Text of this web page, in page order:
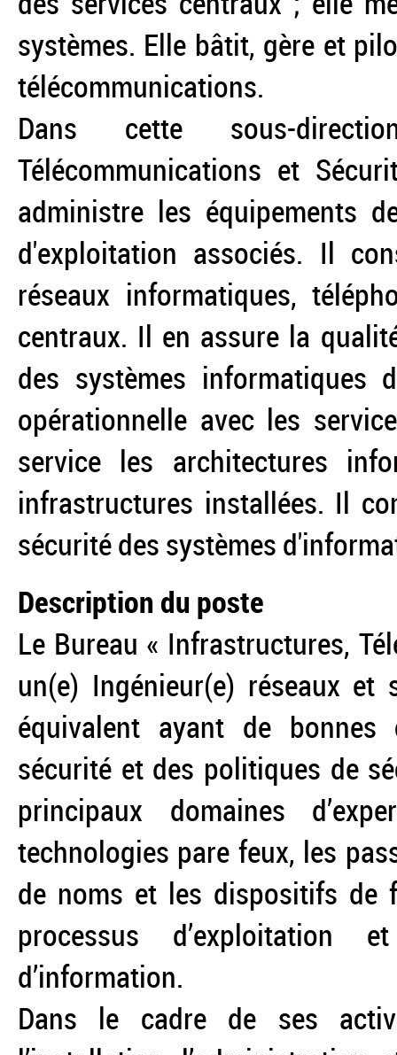
systèmes. Elle bâtit, gère et
télécommunications.
Dans cette sous-
Télécommunications et
administre les équipements
d'exploitation associés. Il
réseaux informatiques,
centraux. Il en assure la
des systèmes informatiques
opérationnelle avec les
service les architectures
infrastructures installées. Il
sécurité des systèmes
Description du poste
Le Bureau « Infrastructures,
un(e) Ingénieur(e) réseaux et
équivalent ayant de bonnes
sécurité et des politiques de
principaux domaines
technologies pare feux, les
de noms et les dispositifs de
processus d’exploitation
d’information.
Dans le cadre de ses